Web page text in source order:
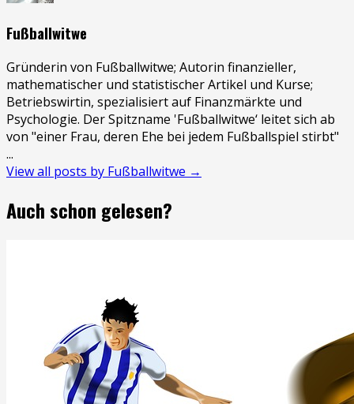
Fußballwitwe
Gründerin von Fußballwitwe; Autorin finanzieller,
mathematischer und statistischer Artikel und Kurse;
Betriebswirtin, spezialisiert auf Finanzmärkte und
Psychologie. Der Spitzname 'Fußballwitwe‘ leitet sich ab
von "einer Frau, deren Ehe bei jedem Fußballspiel stirbt"
...
View all posts by Fußballwitwe →
Auch schon gelesen?